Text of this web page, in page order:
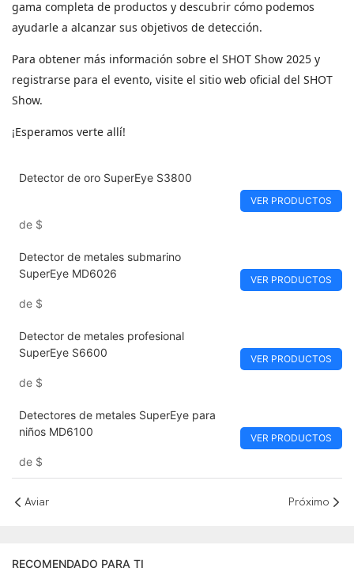
gama completa de productos y descubrir cómo podemos
ayudarle a alcanzar sus objetivos de detección.
Para obtener más información sobre el SHOT Show 2025 y
registrarse para el evento, visite el sitio web oficial del SHOT
Show.
¡Esperamos verte allí!
Detector de oro SuperEye S3800
de $
VER PRODUCTOS
Detector de metales submarino
SuperEye MD6026
de $
VER PRODUCTOS
Detector de metales profesional
SuperEye S6600
de $
VER PRODUCTOS
Detectores de metales SuperEye para
niños MD6100
de $
VER PRODUCTOS
Aviar Próximo
RECOMENDADO PARA TI